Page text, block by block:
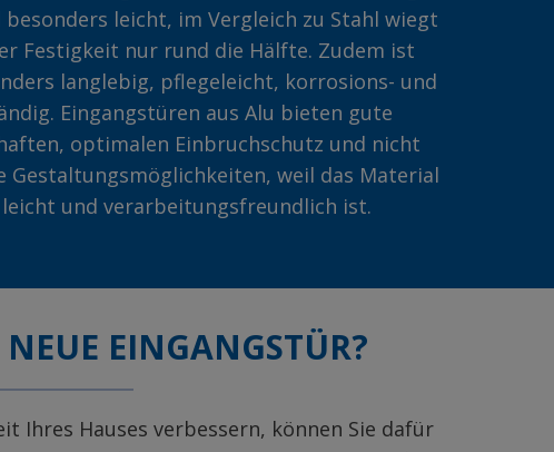
besonders leicht, im Vergleich zu Stahl wiegt
Festigkeit nur rund die Hälfte. Zudem ist
langlebig, pflegeleicht, korrosions- und
Eingangstüren aus Alu bieten gute
optimalen Einbruchschutz und nicht
Gestaltungsmöglichkeiten, weil das Material
und verarbeitungsfreundlich ist.
EINGANGSTÜR?
Ihres Hauses verbessern, können Sie dafür